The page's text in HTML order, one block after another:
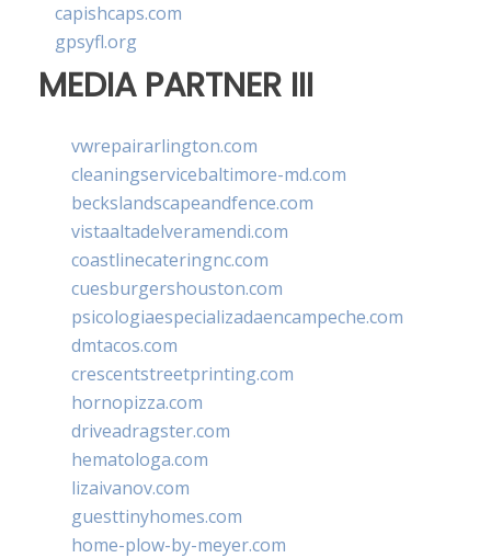
capishcaps.com
gpsyfl.org
MEDIA PARTNER III
vwrepairarlington.com
cleaningservicebaltimore-md.com
beckslandscapeandfence.com
vistaaltadelveramendi.com
coastlinecateringnc.com
cuesburgershouston.com
psicologiaespecializadaencampeche.com
dmtacos.com
crescentstreetprinting.com
hornopizza.com
driveadragster.com
hematologa.com
lizaivanov.com
guesttinyhomes.com
home-plow-by-meyer.com